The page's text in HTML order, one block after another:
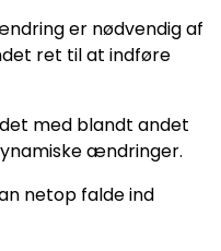
er nødvendig af
ret til at indføre
med blandt andet
ændringer.
netop falde ind